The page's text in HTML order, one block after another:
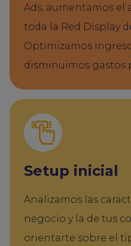
Ads, aumentamos el
toda la Red Display
Optimizamos
disminuimos gastos
Setup inicial
Analizamos las
negocio y la de tus
orientarte sobre el